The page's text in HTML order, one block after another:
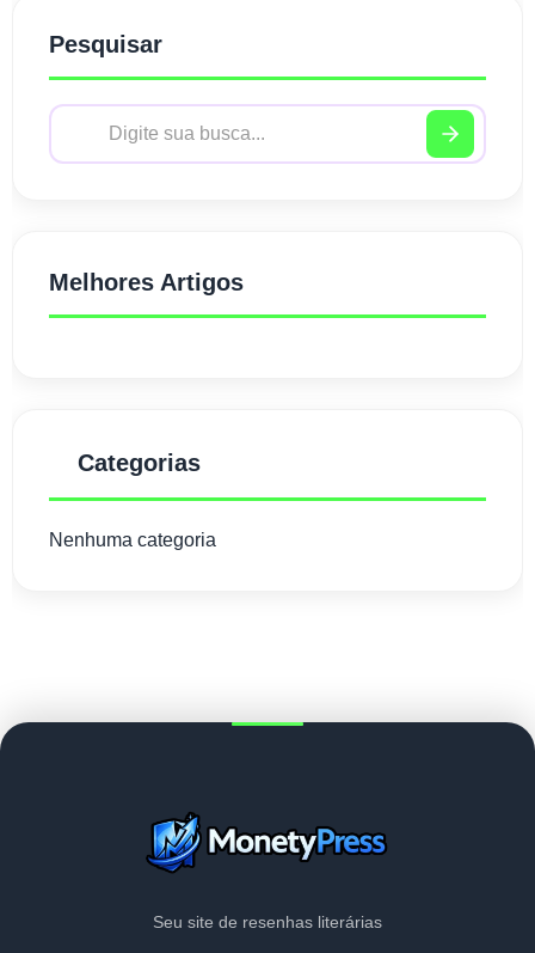
Pesquisar
Melhores Artigos
Categorias
Nenhuma categoria
Seu site de resenhas literárias